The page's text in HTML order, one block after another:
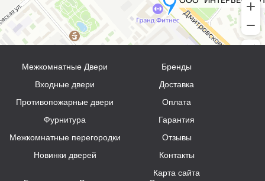
Межкомнатные Двери
Входные двери
Противопожарные двери
Фурнитура
Межкомнатные перегородки
Новинки дверей
Бренды
Доставка
Оплата
Гарантия
Отзывы
Контакты
Карта сайта